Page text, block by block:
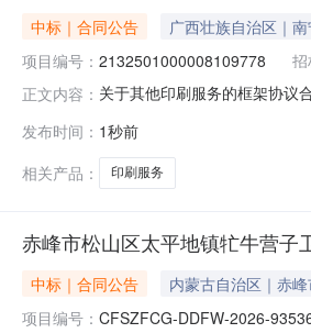
中标｜合同公告 广西壮族自治区｜
项目编号： 2132501000008109778 招
正文内容： 关于其他印刷服务的框架协议
区本级及南宁市本级预算单位
发布时间： 1秒前
相关产品：
印刷服务
赤峰市松山区太平地镇牤牛营子
中标｜合同公告 内蒙古自治区｜赤
项目编号： CFSZFCG-DDFW-2026-